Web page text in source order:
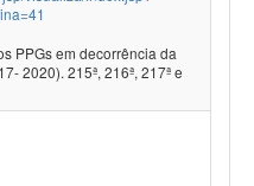
PPGs em decorrência da
2020). 215ª, 216ª, 217ª e